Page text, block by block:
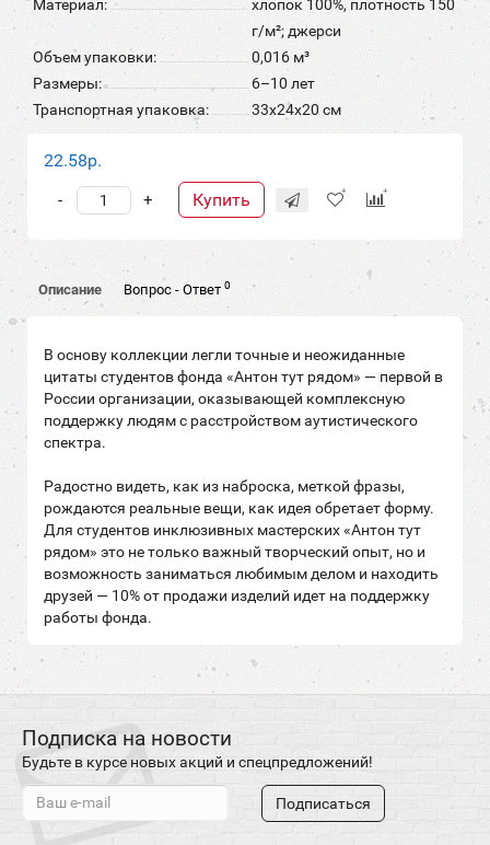
Материал:
хлопок 100%, плотность 150
г/м²; джерси
Объем упаковки:
0,016 м³
Размеры:
6–10 лет
Транспортная упаковка:
33x24x20 см
22.58р.
+
- Купить
Описание Вопрос - Ответ 0
В основу коллекции легли точные и неожиданные
цитаты студентов фонда «Антон тут рядом» — первой в
России организации, оказывающей комплексную
поддержку людям с расстройством аутистического
спектра.
Радостно видеть, как из наброска, меткой фразы,
рождаются реальные вещи, как идея обретает форму.
Для студентов инклюзивных мастерских «Антон тут
рядом» это не только важный творческий опыт, но и
возможность заниматься любимым делом и находить
друзей — 10% от продажи изделий идет на поддержку
работы фонда.
Подписка на новости
Будьте в курсе новых акций и спецпредложений!
Подписаться